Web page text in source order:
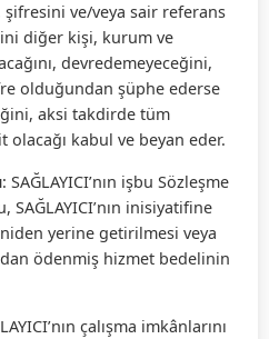
şifresini ve/veya sair referans
diğer kişi, kurum ve
devredemeyeceğini,
olduğundan şüphe ederse
aksi takdirde tüm
kabul ve beyan eder.
: SAĞLAYICI’nın işbu Sözleşme
inisiyatifine
yerine getirilmesi veya
ödenmiş hizmet bedelinin
çalışma imkânlarını